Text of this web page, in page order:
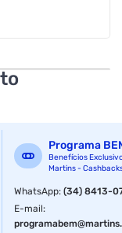
da Cruelty
para produtos
Programa
Benefícios
Martins -
WhatsApp:(34) 8413-
E-mail: